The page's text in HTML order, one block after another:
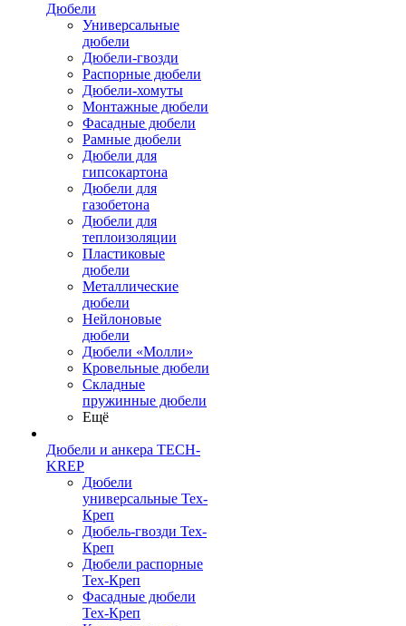
Дюбели
Универсальные
дюбели
Дюбели-гвозди
Распорные дюбели
Дюбели-хомуты
Монтажные дюбели
Фасадные дюбели
Рамные дюбели
Дюбели для
гипсокартона
Дюбели для
газобетона
Дюбели для
теплоизоляции
Пластиковые
дюбели
Металлические
дюбели
Нейлоновые
дюбели
Дюбели «Молли»
Кровельные дюбели
Складные
пружинные дюбели
Ещё
Дюбели и анкера TECH-
KREP
Дюбели
универсальные Тех-
Креп
Дюбель-гвозди Тех-
Креп
Дюбели распорные
Тех-Креп
Фасадные дюбели
Тех-Креп